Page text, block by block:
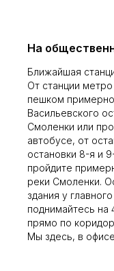
На
Ближайшая
От станции
пешком
Васильевского
Смоленки или
автобусе, от
остановки 8-я и
пройдите
реки Смоленки.
здания у
поднимайтесь на
прямо по
Мы здесь, в